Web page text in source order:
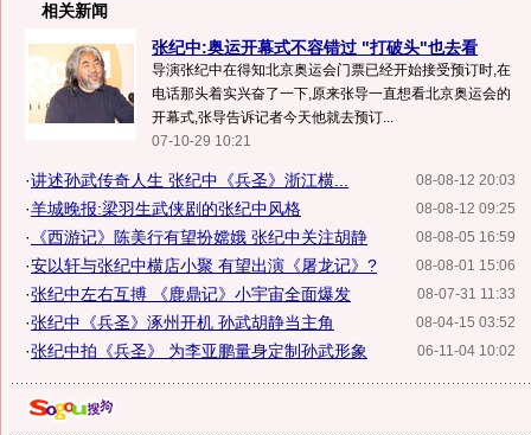
相关新闻
张纪中:奥运开幕式不容错过 "打破头"也去看
导演张纪中在得知北京奥运会门票已经开始接受预订时,在
电话那头着实兴奋了一下,原来张导一直想看北京奥运会的
开幕式,张导告诉记者今天他就去预订...
07-10-29 10:21
08-08-12 20:03
·讲述孙武传奇人生 张纪中《兵圣》浙江横...
08-08-12 09:25
·羊城晚报:梁羽生武侠剧的张纪中风格
08-08-05 16:59
· 《西游记》陈美行有望扮嫦娥 张纪中关注胡静
08-08-01 15:06
·安以轩与张纪中横店小聚 有望出演《屠龙记》?
08-07-31 11:33
·张纪中左右互搏 《鹿鼎记》小宇宙全面爆发
08-04-15 03:52
·张纪中《兵圣》涿州开机 孙武胡静当主角
06-11-04 10:02
·张纪中拍《兵圣》 为李亚鹏量身定制孙武形象